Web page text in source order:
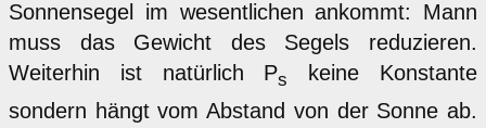
Sonnensegel im wesentlichen ankommt: Mann
muss das Gewicht des Segels reduzieren.
Weiterhin ist natürlich Ps
keine Konstante
sondern hängt vom Abstand von der Sonne ab.